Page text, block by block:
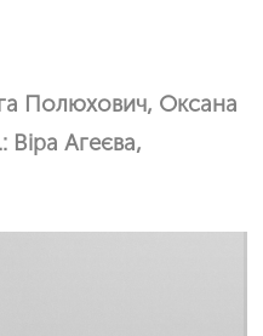
Полюхович, Оксана
Віра Агеєва,